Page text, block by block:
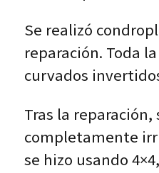
Se realizó
reparación. Toda
curvados
Tras la
completamente
se hizo usando